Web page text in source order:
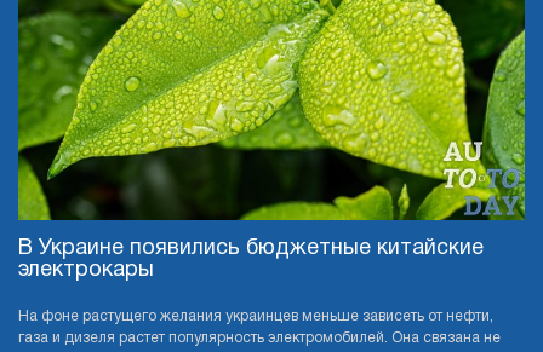
В Украине появились бюджетные китайские
электрокары
На фоне растущего желания украинцев меньше зависеть от нефти,
газа и дизеля растет популярность электромобилей. Она связана не